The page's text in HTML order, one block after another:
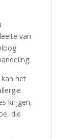
van
het
krijgen,
die